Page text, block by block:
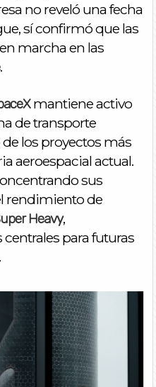
no reveló una fecha
sí confirmó que las
marcha en las
.
mantiene activo
de transporte
los proyectos más
aeroespacial actual.
sus
rendimiento de
Heavy,
para futuras